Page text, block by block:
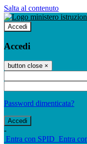
Salta al contenuto
Accedi
Accedi
button close ×
Password dimenticata?
-
Entra con SPID Entra